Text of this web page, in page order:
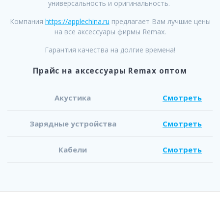
универсальность и оригинальность.
Компания https://applechina.ru предлагает Вам лучшие цены
на все аксессуары фирмы Remax.
Гарантия качества на долгие времена!
Прайс на аксессуары Remax оптом
Акустика Смотреть
Зарядные устройства Смотреть
Кабели Смотреть